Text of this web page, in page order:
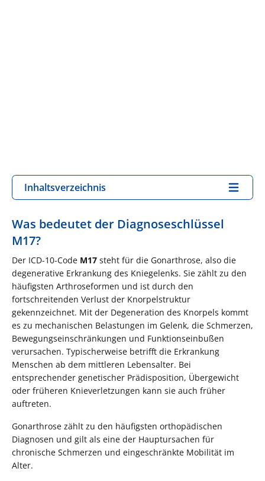
Inhaltsverzeichnis
Was bedeutet der Diagnoseschlüssel
M17?
Der ICD-10-Code M17 steht für die Gonarthrose, also die
degenerative Erkrankung des Kniegelenks. Sie zählt zu den
häufigsten Arthroseformen und ist durch den
fortschreitenden Verlust der Knorpelstruktur
gekennzeichnet. Mit der Degeneration des Knorpels kommt
es zu mechanischen Belastungen im Gelenk, die Schmerzen,
Bewegungseinschränkungen und Funktionseinbußen
verursachen. Typischerweise betrifft die Erkrankung
Menschen ab dem mittleren Lebensalter. Bei
entsprechender genetischer Prädisposition, Übergewicht
oder früheren Knieverletzungen kann sie auch früher
auftreten.
Gonarthrose zählt zu den häufigsten orthopädischen
Diagnosen und gilt als eine der Hauptursachen für
chronische Schmerzen und eingeschränkte Mobilität im
Alter.